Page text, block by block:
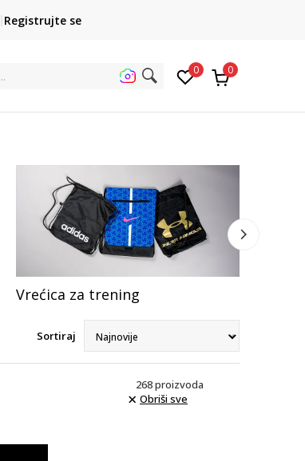
POZOVITE NAS
011 422 1422
Registrujte se
0 0
Vrećica za trening
Sortiraj
268proizvoda
Obriši sve